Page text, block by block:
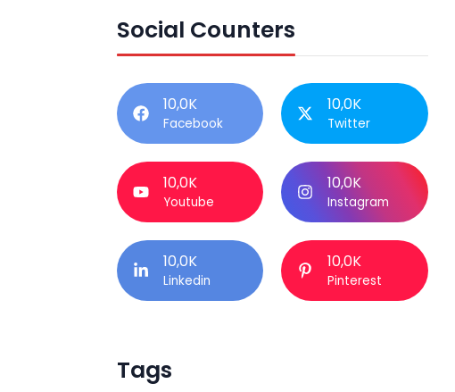
Social Counters
10,0K
Facebook
10,0K
Twitter
10,0K
Youtube
10,0K
Instagram
10,0K
Linkedin
10,0K
Pinterest
Tags